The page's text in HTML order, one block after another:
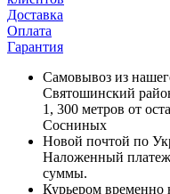
Доставка
Оплата
Гарантия
Самовывоз из
Святошинский
1, 300 метров от
Сосниных
Новой почтой по
Наложенный платеж
суммы.
Курьером временно